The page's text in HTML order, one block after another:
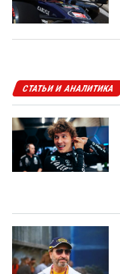
СТАТЬИ И АНАЛИТИКА